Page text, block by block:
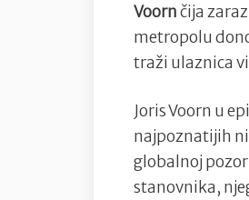
Voornčija
metropolu
traži ulaznica
Joris Voorn u
najpoznatijih
globalnoj
stanovnika,